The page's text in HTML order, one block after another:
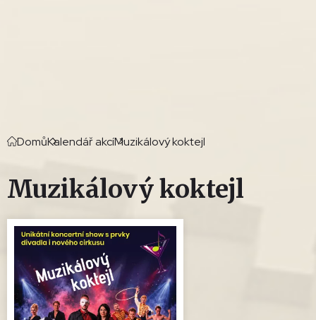
DomůKalendář akcíMuzikálový koktejl
Muzikálový koktejl